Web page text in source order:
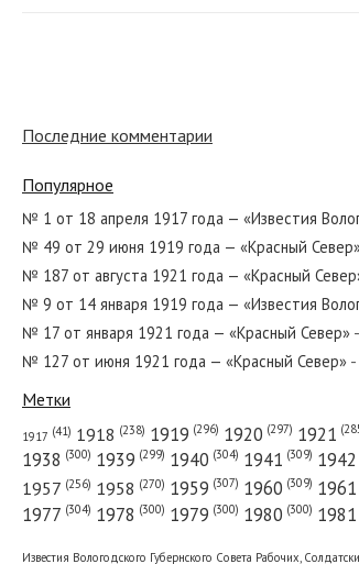
№ 174 от сентября 1956 года — «Красный
№ 97 от мая 1945 года — «Красный Север»
№ 249 от октября 1968 года — «Красный
Последние комментарии
Популярное
№ 1 от 18 апреля 1917 года — «Известия
№ 49 от 29 июня 1919 года — «Красный
№ 187 от августа 1921 года — «Красный
№ 9 от 14 января 1919 года — «Известия
№ 17 от января 1921 года — «Красный Север»
№ 127 от июня 1921 года — «Красный Север»
Метки
1917 (41) 1918 (238) 1919 (296) 1920 (297) 1921
1938 (300) 1939 (299) 1940 (304) 1941 (309) 1942
1957 (256) 1958 (270) 1959 (307) 1960 (309) 1961
1977 (304) 1978 (300) 1979 (300) 1980 (300) 1981
Известия Вологодского Губернского Совета Рабочих,